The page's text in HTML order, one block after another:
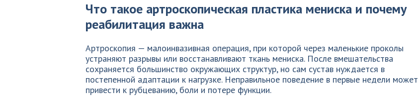
Что такое артроскопическая пластика мениска и почему
реабилитация важна
Артроскопия — малоинвазивная операция, при которой через маленькие проколы
устраняют разрывы или восстанавливают ткань мениска. После вмешательства
сохраняется большинство окружающих структур, но сам сустав нуждается в
постепенной адаптации к нагрузке. Неправильное поведение в первые недели может
привести к рубцеванию, боли и потере функции.